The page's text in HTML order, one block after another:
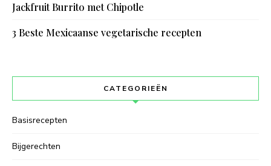
Jackfruit Burrito met Chipotle
3 Beste Mexicaanse vegetarische recepten
CATEGORIEËN
Basisrecepten
Bijgerechten